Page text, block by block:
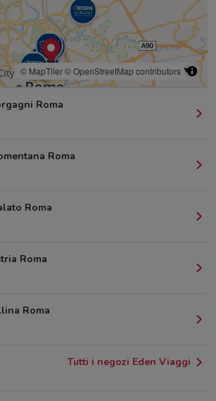
© MapTiler© OpenStreetMap contributors
Roma
Roma
Roma
Roma
Roma
Tutti i negozi Eden Viaggi